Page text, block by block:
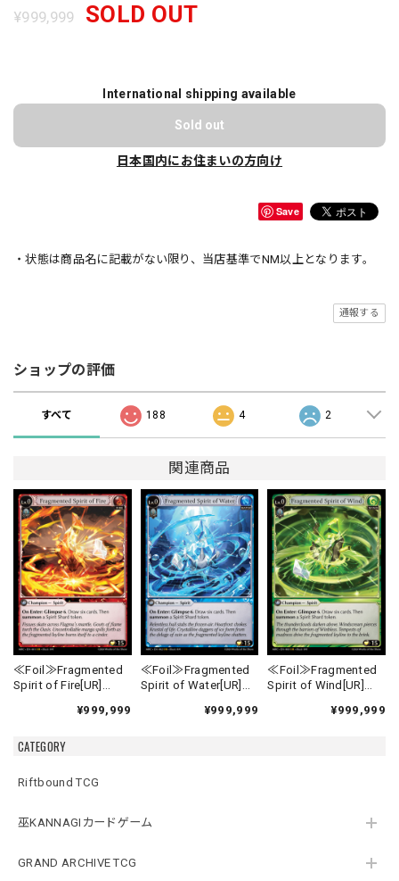
CATEGORY
Riftbound TCG
巫KANNAGIカードゲーム
GRAND ARCHIVE TCG
¥999,999 SOLD OUT
International shipping available
Sold out
日本国内にお住まいの方向け
Save
・状態は商品名に記載がない限り、当店基準でNM以上となります。
通報する
ショップの評価
すべて 188 4 2
関連商品
≪Foil≫Fragmented
Spirit of Fire[UR]
¥999,999
≪Foil≫Fragmented
Spirit of Water[UR]
¥999,999
≪Foil≫Fragmented
Spirit of Wind[UR]
¥999,999